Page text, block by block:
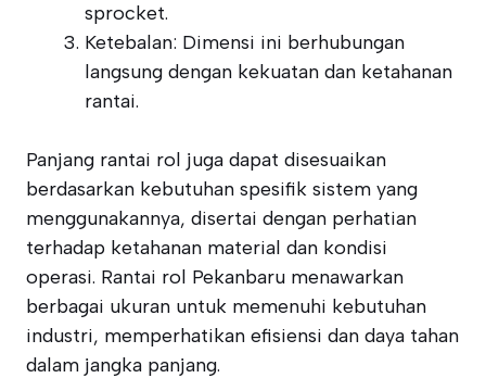
sprocket.
Ketebalan: Dimensi ini berhubungan
langsung dengan kekuatan dan ketahanan
rantai.
Panjang rantai rol juga dapat disesuaikan
berdasarkan kebutuhan spesifik sistem yang
menggunakannya, disertai dengan perhatian
terhadap ketahanan material dan kondisi
operasi. Rantai rol Pekanbaru menawarkan
berbagai ukuran untuk memenuhi kebutuhan
industri, memperhatikan efisiensi dan daya tahan
dalam jangka panjang.